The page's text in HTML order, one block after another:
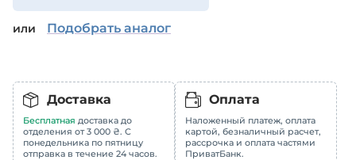
или Подобрать аналог
Доставка
Бесплатная доставка до
отделения от 3 000 ₴. С
понедельника по пятницу
отправка в течение 24 часов.
Оплата
Наложенный платеж, оплата
картой, безналичный расчет,
рассрочка и оплата частями
ПриватБанк.